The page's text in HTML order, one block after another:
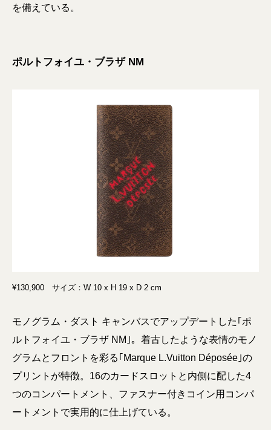
を備えている。
ポルトフォイユ・ブラザ NM
¥130,900 サイズ：W 10 x H 19 x D 2 cm
モノグラム・ダスト キャンバスでアップデートした｢ポ
ルトフォイユ・ブラザ NM｣。着古したような表情のモノ
グラムとフロントを彩る｢Marque L.Vuitton Déposée｣の
プリントが特徴。16のカードスロットと内側に配した4
つのコンパートメント、ファスナー付きコイン用コンパ
ートメントで実用的に仕上げている。